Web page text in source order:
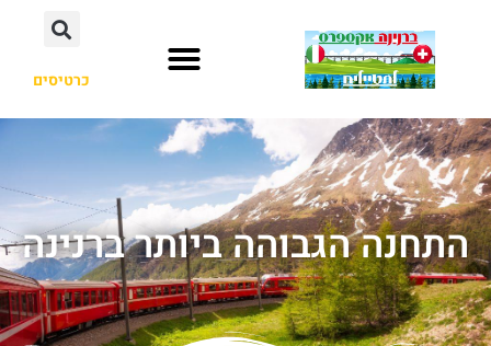
כרטיסים
התחנה הגבוהה ביותר ברנינה